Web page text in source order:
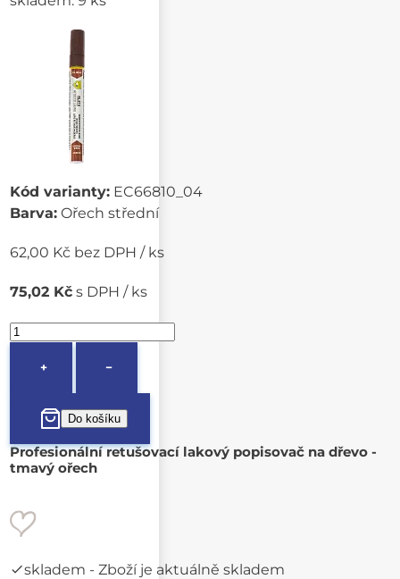
Kód varianty: EC66810_04
Barva: Ořech střední
62,00 Kč bez DPH / ks
75,02 Kč s DPH / ks
+ −
Profesionální retušovací lakový popisovač na dřevo -
tmavý ořech
skladem - Zboží je aktuálně skladem